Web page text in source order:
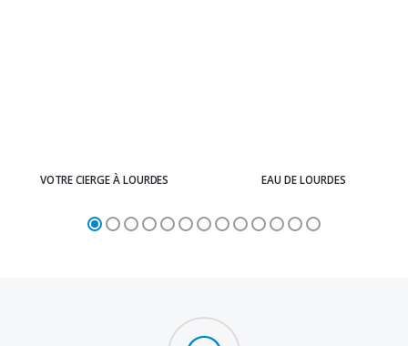
VOTRE CIERGE À LOURDES EAU DE LOURDES